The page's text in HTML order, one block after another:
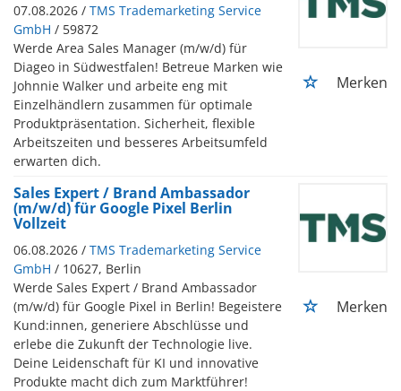
07.08.2026 / TMS Trademarketing Service
GmbH / 59872
Werde Area Sales Manager (m/w/d) für
Diageo in Südwestfalen! Betreue Marken wie
Johnnie Walker und arbeite eng mit
Einzelhändlern zusammen für optimale
Produktpräsentation. Sicherheit, flexible
Arbeitszeiten und besseres Arbeitsumfeld
erwarten dich.
Merken
Sales Expert / Brand Ambassador
(m/w/d) für Google Pixel Berlin
Vollzeit
06.08.2026 / TMS Trademarketing Service
GmbH / 10627, Berlin
Werde Sales Expert / Brand Ambassador
(m/w/d) für Google Pixel in Berlin! Begeistere
Kund:innen, generiere Abschlüsse und
erlebe die Zukunft der Technologie live.
Deine Leidenschaft für KI und innovative
Produkte macht dich zum Marktführer!
Merken